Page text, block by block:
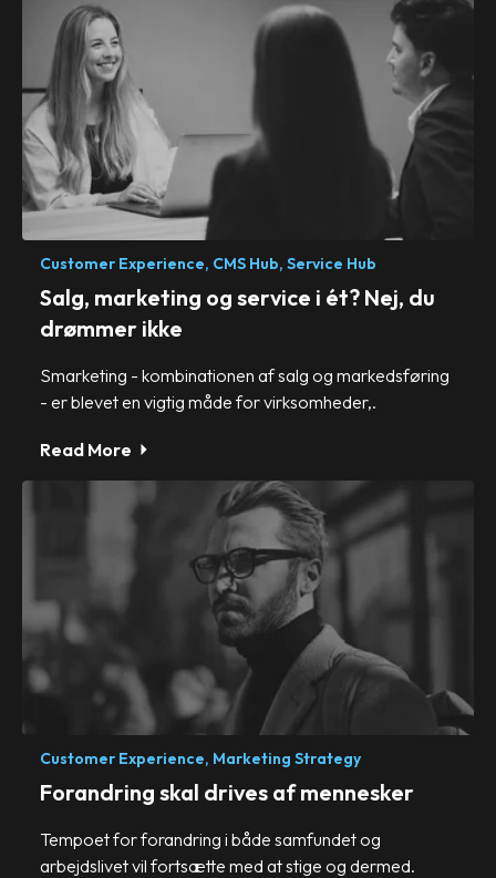
Customer Experience, CMS Hub, Service Hub
Salg, marketing og service i ét? Nej, du
drømmer ikke
Smarketing - kombinationen af salg og markedsføring
- er blevet en vigtig måde for virksomheder,.
Read More
Customer Experience, Marketing Strategy
Forandring skal drives af mennesker
Tempoet for forandring i både samfundet og
arbejdslivet vil fortsætte med at stige og dermed.